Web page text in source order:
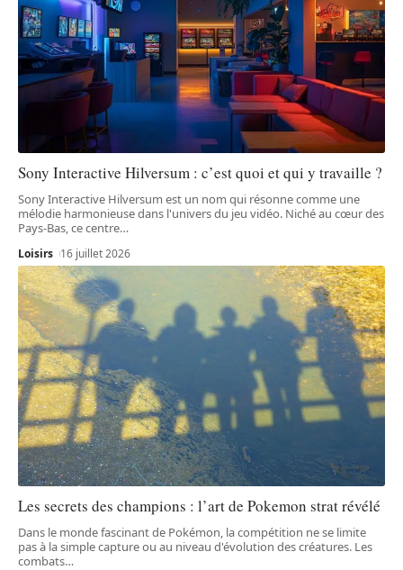
Sony Interactive Hilversum : c’est quoi et qui y travaille ?
Sony Interactive Hilversum est un nom qui résonne comme une
mélodie harmonieuse dans l'univers du jeu vidéo. Niché au cœur des
Pays-Bas, ce centre…
Loisirs 16 juillet 2026
Les secrets des champions : l’art de Pokemon strat révélé
Dans le monde fascinant de Pokémon, la compétition ne se limite
pas à la simple capture ou au niveau d'évolution des créatures. Les
combats…